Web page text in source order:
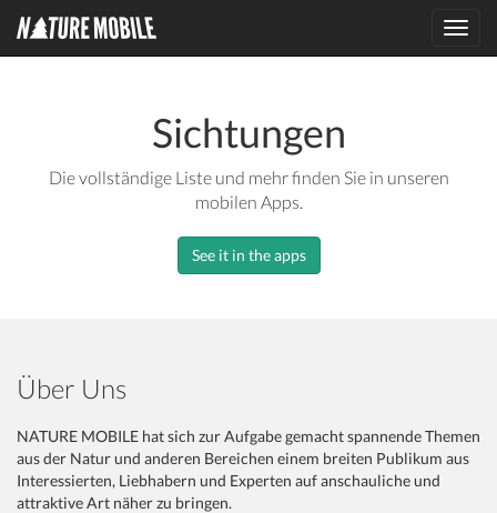
Sichtungen
Die vollständige Liste und mehr finden Sie in unseren
mobilen Apps.
See it in the apps
Über Uns
NATURE MOBILE hat sich zur Aufgabe gemacht spannende Themen
aus der Natur und anderen Bereichen einem breiten Publikum aus
Interessierten, Liebhabern und Experten auf anschauliche und
attraktive Art näher zu bringen.